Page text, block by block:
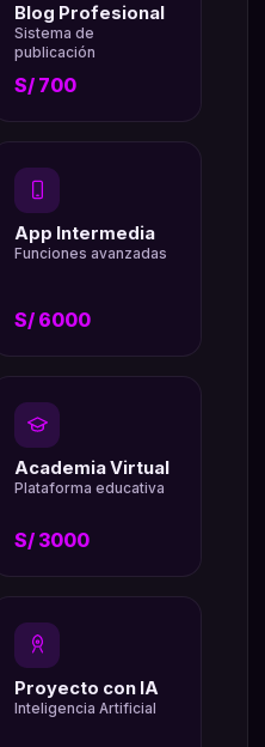
Blog Profesional
Sistema de
publicación
S/ 700
App Intermedia
Funciones avanzadas
S/ 6000
Academia Virtual
Plataforma educativa
S/ 3000
Proyecto con IA
Inteligencia Artificial